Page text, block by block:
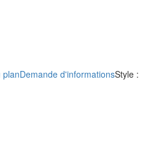
planDemande d'informationsStyle :